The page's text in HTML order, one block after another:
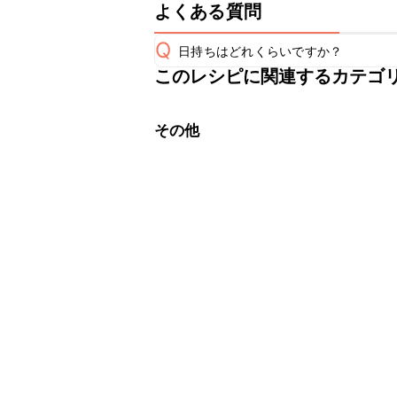
よくある質問
Q 日持ちはどれくらいですか？
保存期間は冷蔵で当日中が目安です
※日持ちは目安です。
このレシピに関連するカテゴ
その他